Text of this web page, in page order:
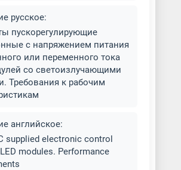
русское:
пускорегулирующие
с напряжением питания
или переменного тока
со светоизлучающими
Требования к рабочим
английское:
supplied electronic control
modules. Performance